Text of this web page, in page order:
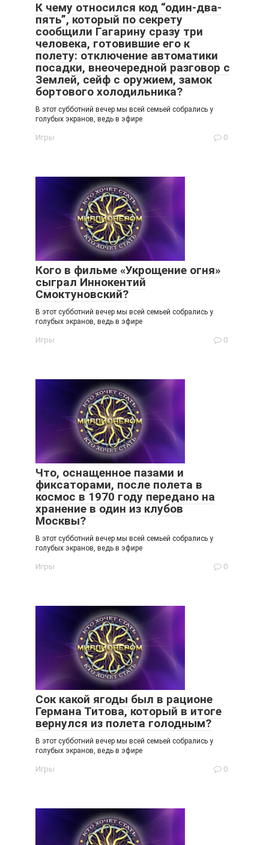
К чему относился код “один-два-
пять”, который по секрету
сообщили Гагарину сразу три
человека, готовившие его к
полету: отключение автоматики
посадки, внеочередной разговор с
Землей, сейф с оружием, замок
бортового холодильника?
В этот субботний вечер мы всей семьей собрались у
голубых экранов, ведь в эфире
Игры 0
Кого в фильме «Укрощение огня»
сыграл Иннокентий
Смоктуновский?
В этот субботний вечер мы всей семьей собрались у
голубых экранов, ведь в эфире
Игры 0
Что, оснащенное пазами и
фиксаторами, после полета в
космос в 1970 году передано на
хранение в один из клубов
Москвы?
В этот субботний вечер мы всей семьей собрались у
голубых экранов, ведь в эфире
Игры 0
Сок какой ягоды был в рационе
Германа Титова, который в итоге
вернулся из полета голодным?
В этот субботний вечер мы всей семьей собрались у
голубых экранов, ведь в эфире
Игры 0